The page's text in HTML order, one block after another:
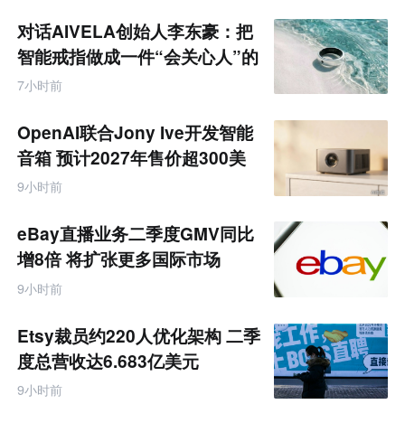
来
零
售
跨
境
产
业
互
联
网
对话AIVELA创始人李东豪：把
智能戒指做成一件“会关心人”的
饰品
7小时前
OpenAI联合Jony Ive开发智能
音箱 预计2027年售价超300美
元
9小时前
eBay直播业务二季度GMV同比
增8倍 将扩张更多国际市场
9小时前
Etsy裁员约220人优化架构 二季
度总营收达6.683亿美元
9小时前